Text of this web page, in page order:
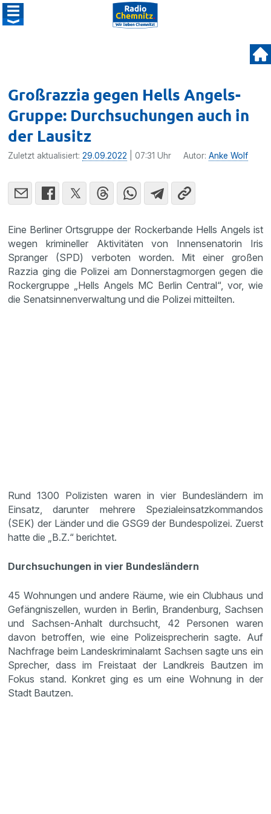
Großrazzia gegen Hells Angels-
Gruppe: Durchsuchungen auch in
der Lausitz
Zuletzt aktualisiert:29.09.2022 | 07:31 Uhr Autor:Anke Wolf
Eine Berliner Ortsgruppe der Rockerbande Hells Angels ist
wegen krimineller Aktivitäten von Innensenatorin Iris
Spranger (SPD) verboten worden. Mit einer großen
Razzia ging die Polizei am Donnerstagmorgen gegen die
Rockergruppe „Hells Angels MC Berlin Central“, vor, wie
die Senatsinnenverwaltung und die Polizei mitteilten.
Rund 1300 Polizisten waren in vier Bundesländern im
Einsatz, darunter mehrere Spezialeinsatzkommandos
(SEK) der Länder und die GSG9 der Bundespolizei. Zuerst
hatte die „B.Z.“ berichtet.
Durchsuchungen in vier Bundesländern
45 Wohnungen und andere Räume, wie ein Clubhaus und
Gefängniszellen, wurden in Berlin, Brandenburg, Sachsen
und Sachsen-Anhalt durchsucht, 42 Personen waren
davon betroffen, wie eine Polizeisprecherin sagte. Auf
Nachfrage beim Landeskriminalamt Sachsen sagte uns ein
Sprecher, dass im Freistaat der Landkreis Bautzen im
Fokus stand. Konkret ging es um eine Wohnung in der
Stadt Bautzen.